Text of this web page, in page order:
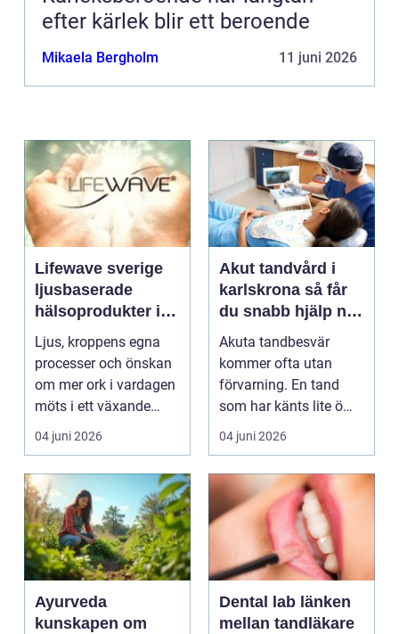
efter kärlek blir ett beroende
Mikaela Bergholm 11 juni 2026
Lifewave sverige
ljusbaserade
hälsoprodukter i
fokus
Ljus, kroppens egna
processer och önskan
om mer ork i vardagen
möts i ett växande
intresse för fotot...
04 juni 2026
Akut tandvård i
karlskrona så får
du snabb hjälp när
tanden krisar
Akuta tandbesvär
kommer ofta utan
förvarning. En tand
som har känts lite öm
kan plötsligt göra så
on...
04 juni 2026
Ayurveda
kunskapen om
Dental lab länken
mellan tandläkare